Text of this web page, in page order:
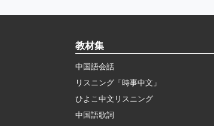
教材集
中国語会話
リスニング「時事中文」
ひよこ中文リスニング
中国語歌詞